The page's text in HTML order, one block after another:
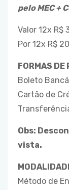
pelo MEC +
Valor 12x R$
Por 12x R$
FORMAS DE
Boleto
Cartão de
Obs:
vista.
Método de